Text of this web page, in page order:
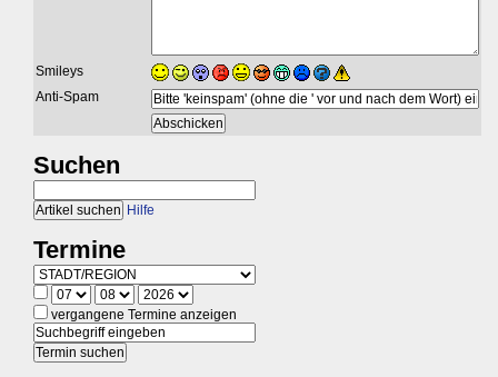
Smileys
Anti-Spam
Suchen
Hilfe
Termine
vergangene Termine anzeigen